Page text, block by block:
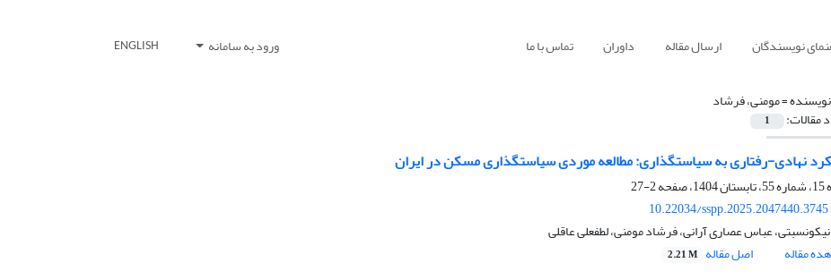
نویسندگان ارسال مقاله داوران تماس با ما ورود به سامانه ENGLISH
نویسنده =مومنی، فرشاد
مقالات: 1
نهادی-رفتاری به سیاستگذاری: مطالعه موردی سیاستگذاری مسکن در ایران
صفحه
2-27
10.22034/sspp.2025.2047440.3745
عباس عصاری آرانی، فرشاد مومنی، لطفعلی عاقلی
مقاله
اصل مقاله 2.21 M